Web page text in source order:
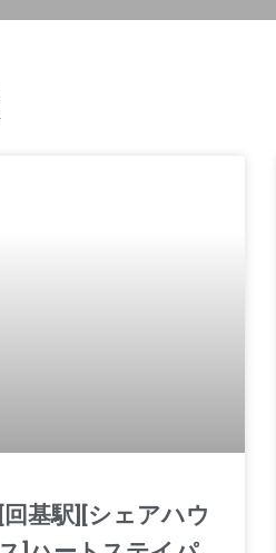
[回基駅][シェアハウ